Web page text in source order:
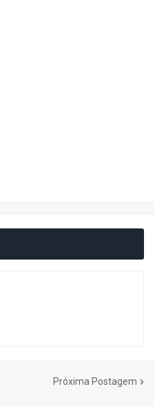
Próxima Postagem